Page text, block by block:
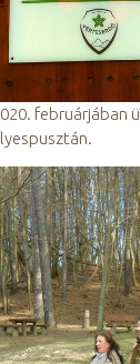
februárjában